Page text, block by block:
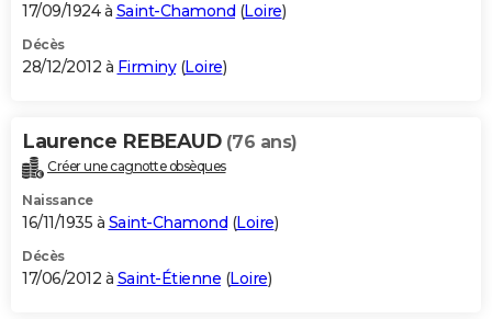
17/09/1924 à Saint-Chamond (Loire)
Décès
28/12/2012 à Firminy(Loire)
Laurence REBEAUD (76 ans)
Créer une cagnotte obsèques
Naissance
16/11/1935 à Saint-Chamond (Loire)
Décès
17/06/2012 à Saint-Étienne (Loire)